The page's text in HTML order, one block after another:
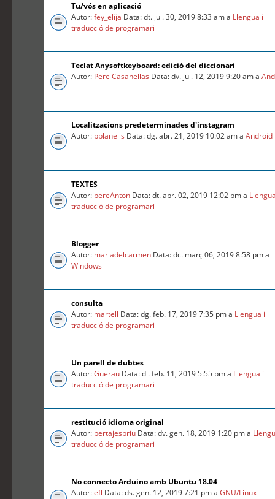
Tu/vós en aplicació
Autor:fey_elija Data: dt. jul. 30, 2019 8:33 am a Llengua i
traducció de programari
Teclat Anysoftkeyboard: edició del diccionari
Autor: Pere Casanellas Data: dv. jul. 12, 2019 9:20 am a
Localitzacions predeterminades d'instagram
Autor: pplanells Data: dg. abr. 21, 2019 10:02 am aAndroid
TEXTES
Autor: pereAnton Data: dt. abr. 02, 2019 12:02 pm a
traducció de programari
Blogger
Autor: mariadelcarmen Data: dc. març 06, 2019 8:58 pm a
Windows
consulta
Autor: martell Data: dg. feb. 17, 2019 7:35 pm a Llengua i
traducció de programari
Un parell de dubtes
Autor:Guerau Data: dl. feb. 11, 2019 5:55 pm a Llengua i
traducció de programari
restitució idioma original
Autor: bertajespriu Data: dv. gen. 18, 2019 1:20 pm a
traducció de programari
No connecto Arduino amb Ubuntu 18.04
Autor:efl Data: ds. gen. 12, 2019 7:21 pm aGNU/Linux